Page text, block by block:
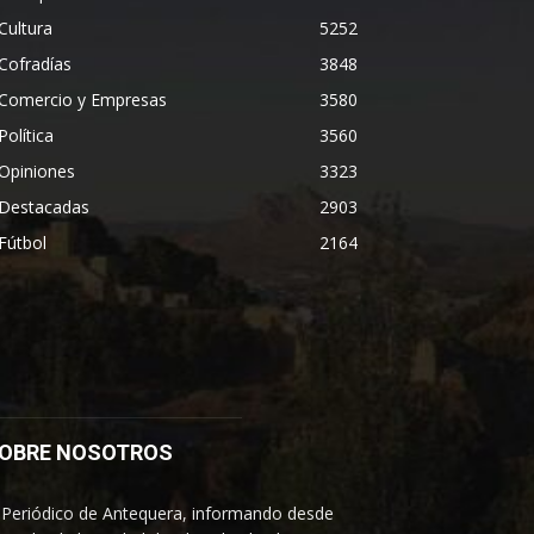
5252
3848
y Empresas
3580
3560
3323
2903
2164
NOSOTROS
de Antequera, informando desde